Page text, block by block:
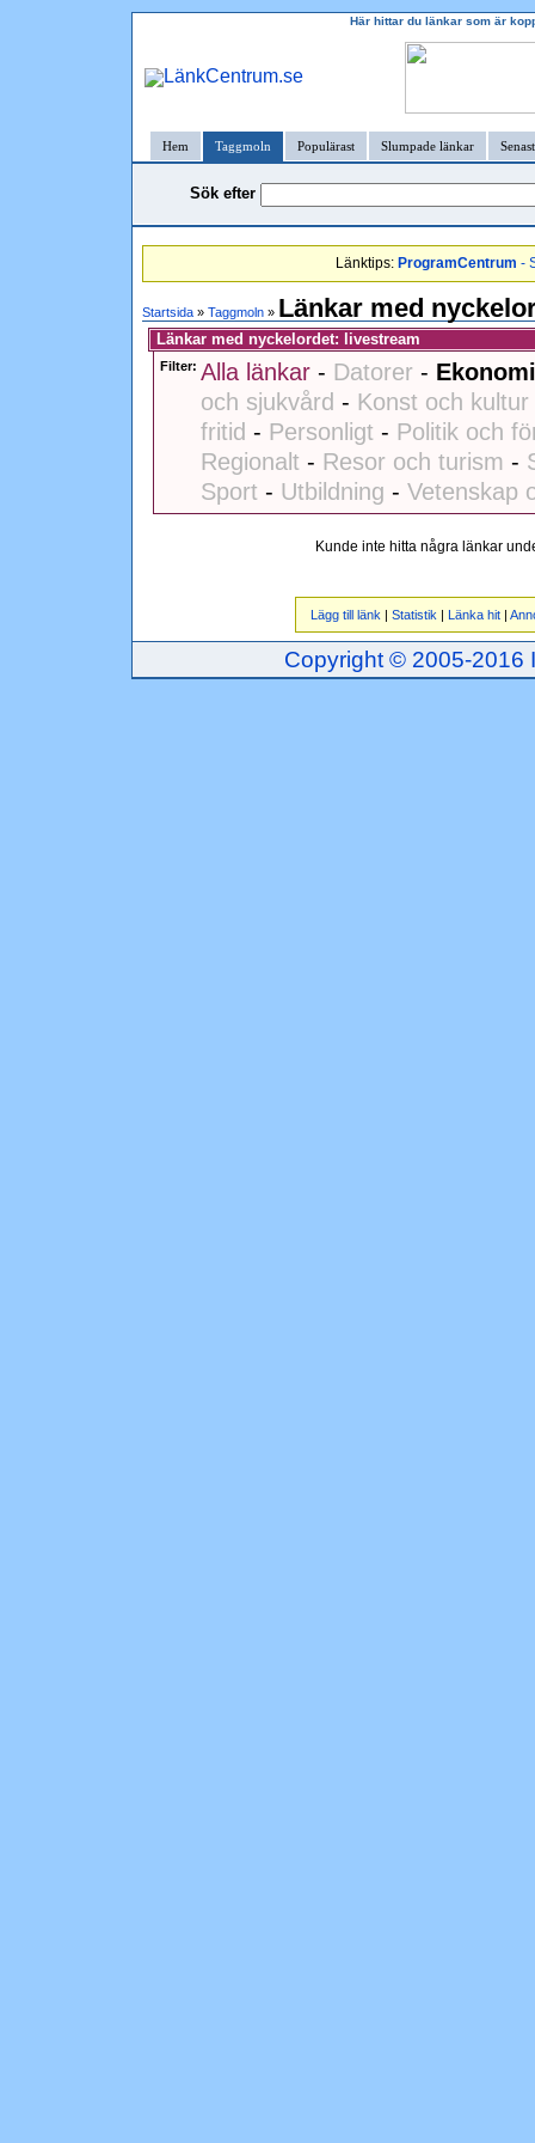
Här hittar du länkar som är
Hem Taggmoln Populärast Slumpade länkar
Sök efter
Länktips: ProgramCentrum -
Startsida » Taggmoln » Länkar med
Länkar med nyckelordet: livestream
Filter: Alla länkar - Datorer -
och sjukvård - Konst och kultur
fritid - Personligt - Politik och
Regionalt - Resor och turism -
Sport - Utbildning - Vetenskap
Kunde inte hitta några länkar
Lägg till länk | Statistik | Länka hit|
Copyright © 2005-2016